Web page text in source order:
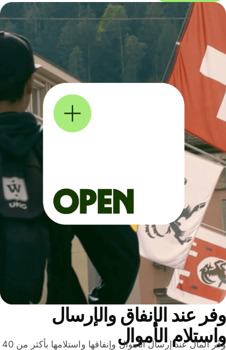
عند الإنفاق والإرسال
الأموال
وفّر المال عند إرسال الأموال وإنفاقها واستلامها بأكثر من 40